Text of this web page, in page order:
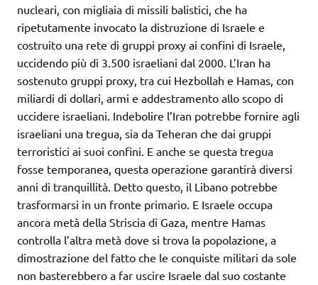
nucleari, con migliaia di missili balistici, che ha
ripetutamente invocato la distruzione di Israele e
costruito una rete di gruppi proxy ai confini di Israele,
uccidendo più di 3.500 israeliani dal 2000. L’Iran ha
sostenuto gruppi proxy, tra cui Hezbollah e Hamas, con
miliardi di dollari, armi e addestramento allo scopo di
uccidere israeliani. Indebolire l’Iran potrebbe fornire agli
israeliani una tregua, sia da Teheran che dai gruppi
terroristici ai suoi confini. E anche se questa tregua
fosse temporanea, questa operazione garantirà diversi
anni di tranquillità. Detto questo, il Libano potrebbe
trasformarsi in un fronte primario. E Israele occupa
ancora metà della Striscia di Gaza, mentre Hamas
controlla l’altra metà dove si trova la popolazione, a
dimostrazione del fatto che le conquiste militari da sole
non basterebbero a far uscire Israele dal suo costante